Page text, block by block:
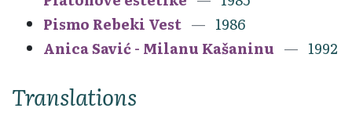
Pismo Rebeki Vest
1986
Anica Savić - Milanu Kašaninu
1992
Translations